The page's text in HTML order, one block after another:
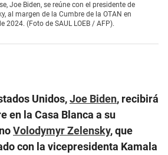
Joe Biden, se reúne con el presidente de
al margen de la Cumbre de la OTAN en
2024. (Foto de SAUL LOEB / AFP).
Unidos,Joe Biden, recibirá
en la Casa Blanca a su
Volodymyr Zelensky, que
con la vicepresidenta Kamala